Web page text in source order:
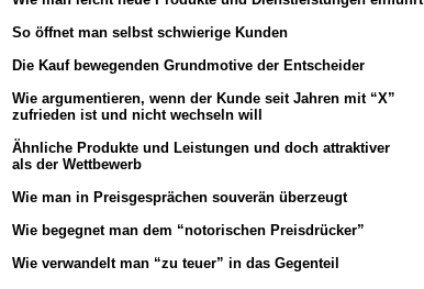
So öffnet man selbst schwierige Kunden
Die Kauf bewegenden Grundmotive der Entscheider
Wie argumentieren, wenn der Kunde seit Jahren mit “X”
zufrieden ist und nicht wechseln will
Ähnliche Produkte und Leistungen und doch attraktiver
als der Wettbewerb
Wie man in Preisgesprächen souverän überzeugt
Wie begegnet man dem “notorischen Preisdrücker”
Wie verwandelt man “zu teuer” in das Gegenteil